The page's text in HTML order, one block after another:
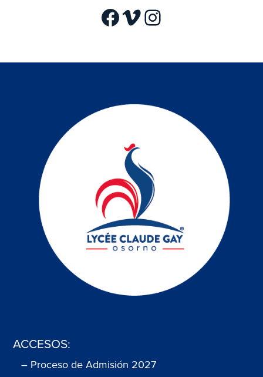
Facebook
VimeoInstagram
ACCESOS:
– Proceso de Admisión 2027